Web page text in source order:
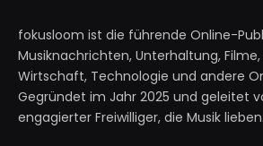
fokusloom ist die führende Online-
Musiknachrichten, Unterhaltung,
Wirtschaft, Technologie und andere
Gegründet im Jahr 2025 und geleitet
engagierter Freiwilliger, die Musik lieben.